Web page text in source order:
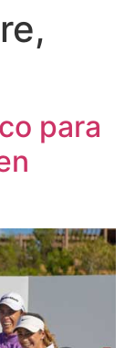
para